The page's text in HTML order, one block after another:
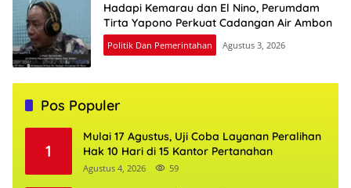
Hadapi Kemarau dan El Nino, Perumdam
Tirta Yapono Perkuat Cadangan Air Ambon
Politik Dan Pemerintahan Agustus 3, 2026
Pos Populer
1
Mulai 17 Agustus, Uji Coba Layanan Peralihan
Hak 10 Hari di 15 Kantor Pertanahan
Agustus 4, 2026 59